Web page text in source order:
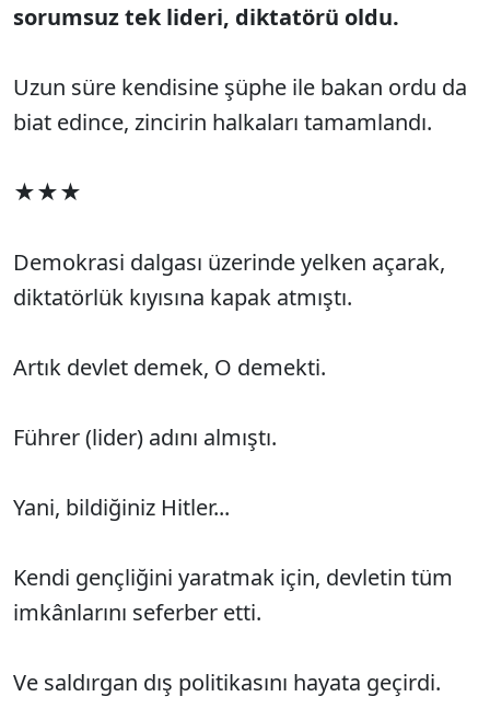
sorumsuz tek lideri, diktatörü oldu.
Uzun süre kendisine şüphe ile bakan ordu da
biat edince, zincirin halkaları tamamlandı.
★★★
Demokrasi dalgası üzerinde yelken açarak,
diktatörlük kıyısına kapak atmıştı.
Artık devlet demek, O demekti.
Führer (lider) adını almıştı.
Yani, bildiğiniz Hitler...
Kendi gençliğini yaratmak için, devletin tüm
imkânlarını seferber etti.
Ve saldırgan dış politikasını hayata geçirdi.